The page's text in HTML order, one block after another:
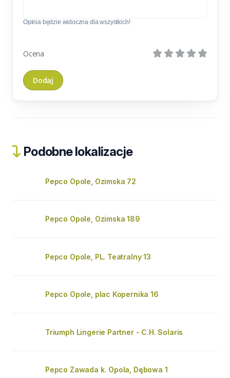
Opinia będzie widoczna dla wszystkich!
Ocena
Podobne lokalizacje
Pepco Opole, Ozimska 72
Pepco Opole, Ozimska 189
Pepco Opole, PL. Teatralny 13
Pepco Opole, plac Kopernika 16
Triumph Lingerie Partner - C.H. Solaris
Pepco Zawada k. Opola, Dębowa 1